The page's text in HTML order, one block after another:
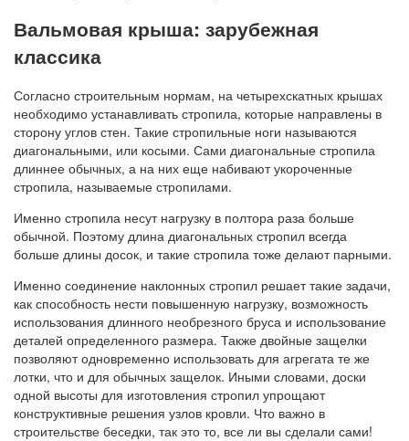
Вальмовая крыша: зарубежная
классика
Согласно строительным нормам, на четырехскатных крышах
необходимо устанавливать стропила, которые направлены в
сторону углов стен. Такие стропильные ноги называются
диагональными, или косыми. Сами диагональные стропила
длиннее обычных, а на них еще набивают укороченные
стропила, называемые стропилами.
Именно стропила несут нагрузку в полтора раза больше
обычной. Поэтому длина диагональных стропил всегда
больше длины досок, и такие стропила тоже делают парными.
Именно соединение наклонных стропил решает такие задачи,
как способность нести повышенную нагрузку, возможность
использования длинного необрезного бруса и использование
деталей определенного размера. Также двойные защелки
позволяют одновременно использовать для агрегата те же
лотки, что и для обычных защелок. Иными словами, доски
одной высоты для изготовления стропил упрощают
конструктивные решения узлов кровли. Что важно в
строительстве беседки, так это то, все ли вы сделали сами!